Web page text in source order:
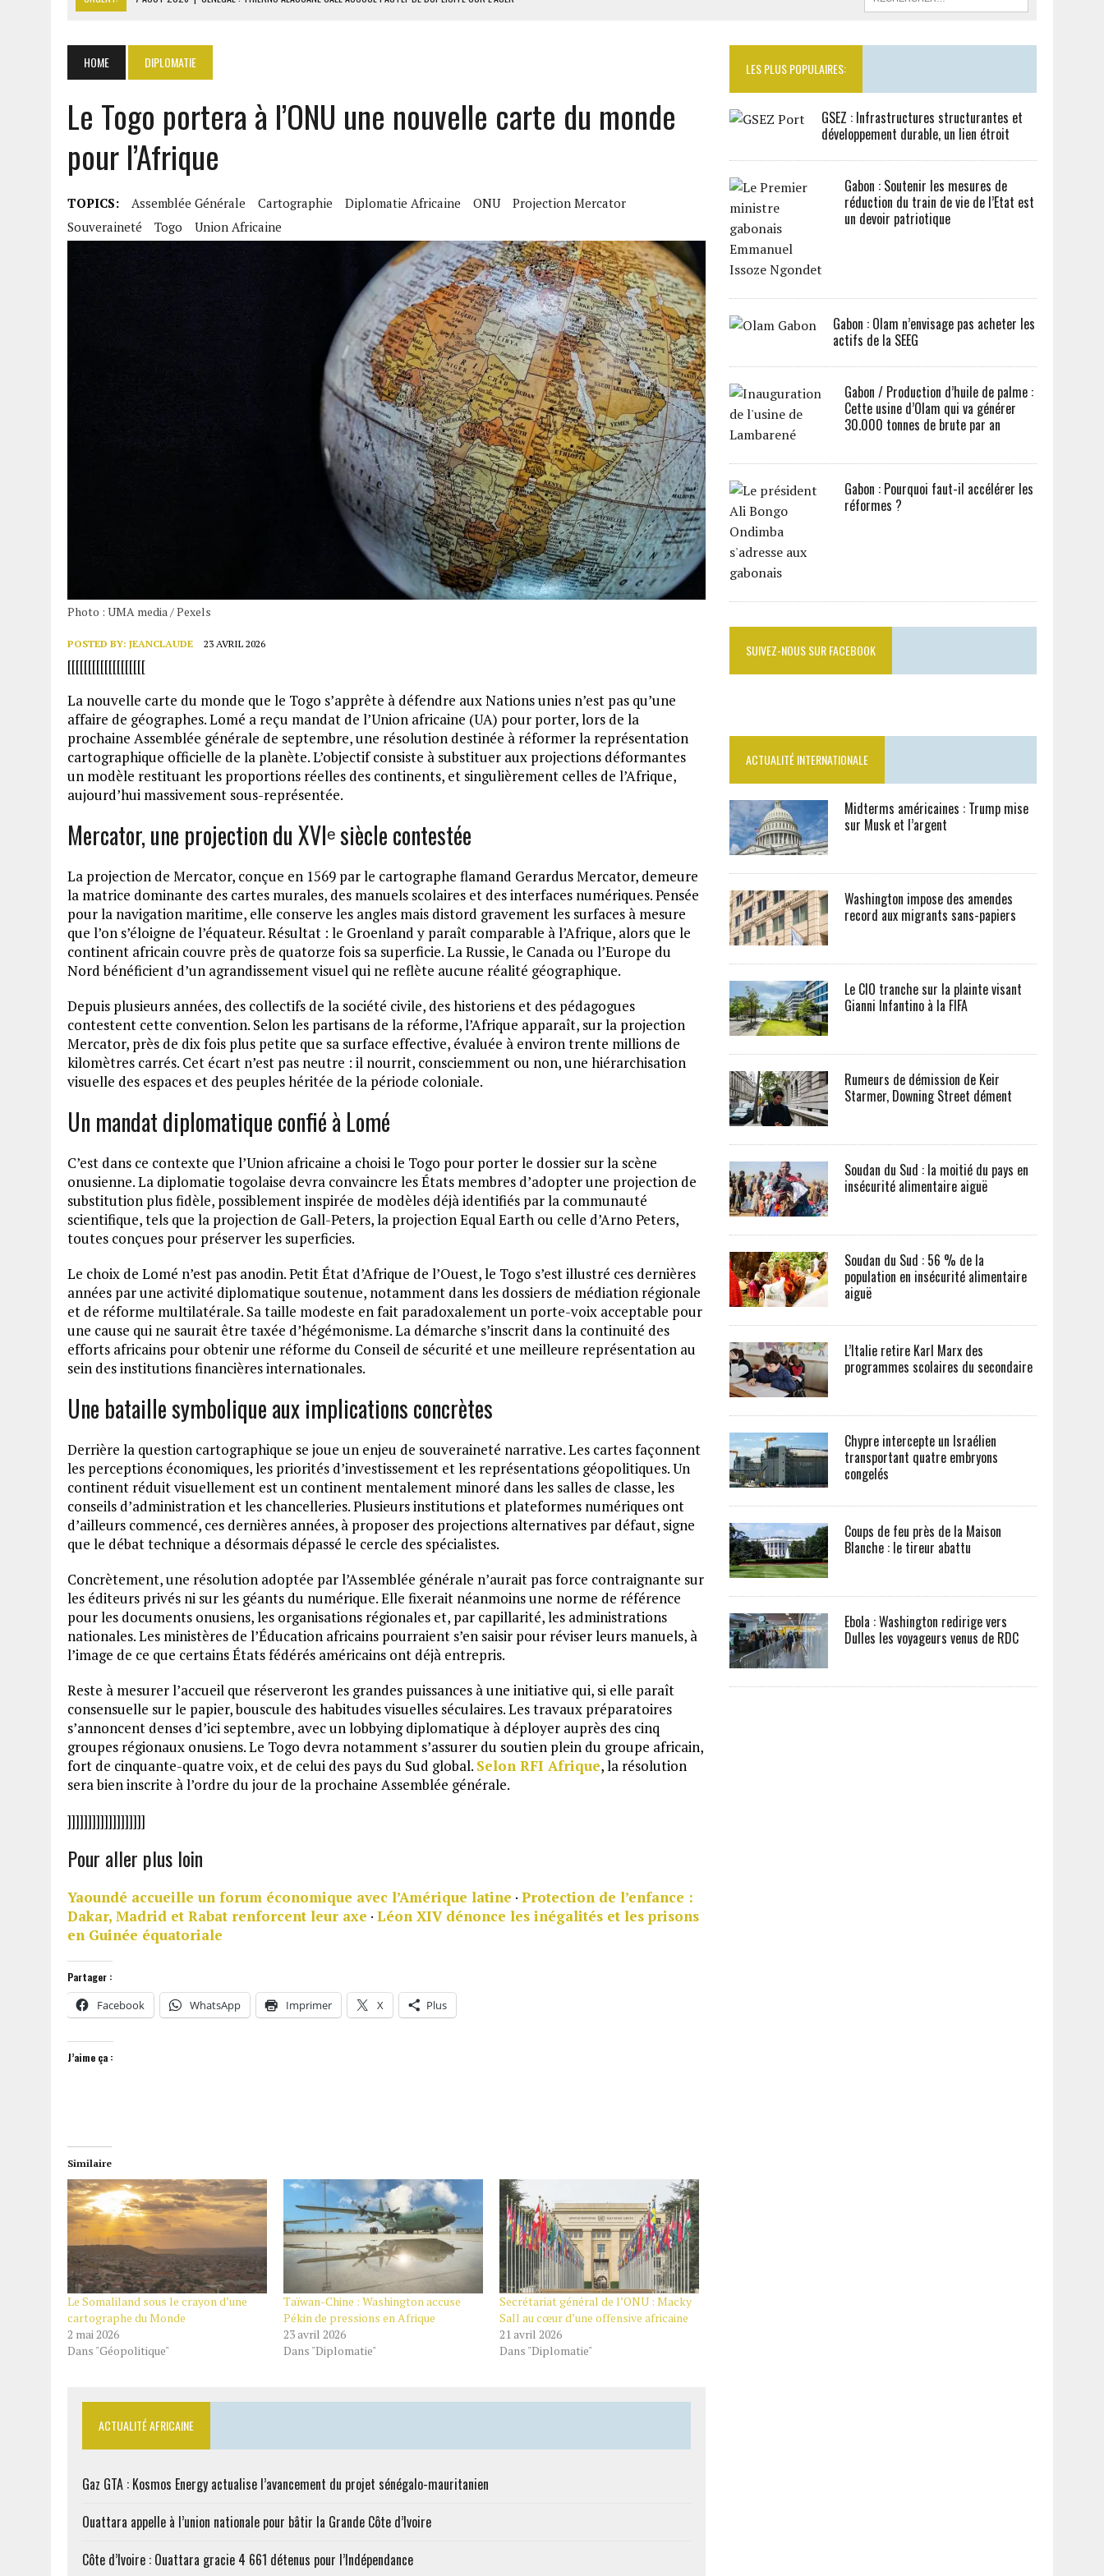
7 AOÛT 2026 | CÔTE D’IVOIRE : OUATTARA GRACIE 4 661 DÉTENUS POUR L’INDÉPENDANCE
7 AOÛT 2026
SÉNÉGAL : THIERNO ALASSANE SALL ACCUSE PASTEF DE DUPLICITÉ SUR L’ASER
HOME DIPLOMATIE
Le Togo portera à l’ONU une nouvelle carte du monde
pour l’Afrique
TOPICS: Assemblée Générale Cartographie Diplomatie Africaine ONU
Projection Mercator
Souveraineté
Togo Union Africaine
Photo : UMA media / Pexels
POSTED BY: JEANCLAUDE 23 AVRIL 2026
[[[[[[[[[[[[[[[[[[[
La nouvelle carte du monde que le Togo s’apprête à défendre aux Nations unies n’est pas qu’une
affaire de géographes. Lomé a reçu mandat de l’Union africaine (UA) pour porter, lors de la
prochaine Assemblée générale de septembre, une résolution destinée à réformer la représentation
cartographique officielle de la planète. L’objectif consiste à substituer aux projections déformantes
un modèle restituant les proportions réelles des continents, et singulièrement celles de l’Afrique,
aujourd’hui massivement sous-représentée.
Mercator, une projection du XVIᵉ siècle contestée
La projection de Mercator, conçue en 1569 par le cartographe flamand Gerardus Mercator, demeure
la matrice dominante des cartes murales, des manuels scolaires et des interfaces numériques. Pensée
pour la navigation maritime, elle conserve les angles mais distord gravement les surfaces à mesure
que l’on s’éloigne de l’équateur. Résultat : le Groenland y paraît comparable à l’Afrique, alors que le
continent africain couvre près de quatorze fois sa superficie. La Russie, le Canada ou l’Europe du
Nord bénéficient d’un agrandissement visuel qui ne reflète aucune réalité géographique.
Depuis plusieurs années, des collectifs de la société civile, des historiens et des pédagogues
contestent cette convention. Selon les partisans de la réforme, l’Afrique apparaît, sur la projection
Mercator, près de dix fois plus petite que sa surface effective, évaluée à environ trente millions de
kilomètres carrés. Cet écart n’est pas neutre : il nourrit, consciemment ou non, une hiérarchisation
visuelle des espaces et des peuples héritée de la période coloniale.
Un mandat diplomatique confié à Lomé
C’est dans ce contexte que l’Union africaine a choisi le Togo pour porter le dossier sur la scène
onusienne. La diplomatie togolaise devra convaincre les États membres d’adopter une projection de
substitution plus fidèle, possiblement inspirée de modèles déjà identifiés par la communauté
scientifique, tels que la projection de Gall-Peters, la projection Equal Earth ou celle d’Arno Peters,
toutes conçues pour préserver les superficies.
Le choix de Lomé n’est pas anodin. Petit État d’Afrique de l’Ouest, le Togo s’est illustré ces dernières
années par une activité diplomatique soutenue, notamment dans les dossiers de médiation régionale
et de réforme multilatérale. Sa taille modeste en fait paradoxalement un porte-voix acceptable pour
une cause qui ne saurait être taxée d’hégémonisme. La démarche s’inscrit dans la continuité des
efforts africains pour obtenir une réforme du Conseil de sécurité et une meilleure représentation au
sein des institutions financières internationales.
Une bataille symbolique aux implications concrètes
Derrière la question cartographique se joue un enjeu de souveraineté narrative. Les cartes façonnent
les perceptions économiques, les priorités d’investissement et les représentations géopolitiques. Un
continent réduit visuellement est un continent mentalement minoré dans les salles de classe, les
conseils d’administration et les chancelleries. Plusieurs institutions et plateformes numériques ont
d’ailleurs commencé, ces dernières années, à proposer des projections alternatives par défaut, signe
que le débat technique a désormais dépassé le cercle des spécialistes.
Concrètement, une résolution adoptée par l’Assemblée générale n’aurait pas force contraignante sur
les éditeurs privés ni sur les géants du numérique. Elle fixerait néanmoins une norme de référence
pour les documents onusiens, les organisations régionales et, par capillarité, les administrations
nationales. Les ministères de l’Éducation africains pourraient s’en saisir pour réviser leurs manuels, à
l’image de ce que certains États fédérés américains ont déjà entrepris.
Reste à mesurer l’accueil que réserveront les grandes puissances à une initiative qui, si elle paraît
consensuelle sur le papier, bouscule des habitudes visuelles séculaires. Les travaux préparatoires
s’annoncent denses d’ici septembre, avec un lobbying diplomatique à déployer auprès des cinq
groupes régionaux onusiens. Le Togo devra notamment s’assurer du soutien plein du groupe africain,
fort de cinquante-quatre voix, et de celui des pays du Sud global. Selon RFI Afrique, la résolution
sera bien inscrite à l’ordre du jour de la prochaine Assemblée générale.
]]]]]]]]]]]]]]]]]]]
Pour aller plus loin
Yaoundé accueille un forum économique avec l’Amérique latine · Protection de l’enfance :
Dakar, Madrid et Rabat renforcent leur axe · Léon XIV dénonce les inégalités et les prisons
en Guinée équatoriale
Partager :
Facebook WhatsApp Imprimer X Plus
J’aime ça :
Similaire
Le Somaliland sous le crayon d’une
cartographe du Monde
2 mai 2026
Dans "Géopolitique"
Taïwan-Chine : Washington accuse
Pékin de pressions en Afrique
23 avril 2026
Dans "Diplomatie"
Secrétariat général de l’ONU : Macky
Sall au cœur d’une offensive africaine
21 avril 2026
Dans "Diplomatie"
ACTUALITÉ AFRICAINE
Gaz GTA : Kosmos Energy actualise l’avancement du projet sénégalo-mauritanien
Ouattara appelle à l’union nationale pour bâtir la Grande Côte d’Ivoire
Côte d’Ivoire : Ouattara gracie 4 661 détenus pour l’Indépendance
LES PLUS POPULAIRES:
GSEZ : Infrastructures structurantes et
développement durable, un lien étroit
Gabon : Soutenir les mesures de
réduction du train de vie de l’Etat est
un devoir patriotique
Gabon : Olam n’envisage pas acheter les
actifs de la SEEG
Gabon / Production d’huile de palme :
Cette usine d’Olam qui va générer
30.000 tonnes de brute par an
Gabon : Pourquoi faut-il accélérer les
réformes ?
SUIVEZ-NOUS SUR FACEBOOK
ACTUALITÉ INTERNATIONALE
Midterms américaines : Trump mise
sur Musk et l’argent
Washington impose des amendes
record aux migrants sans-papiers
Le CIO tranche sur la plainte visant
Gianni Infantino à la FIFA
Rumeurs de démission de Keir
Starmer, Downing Street dément
Soudan du Sud : la moitié du pays en
insécurité alimentaire aiguë
Soudan du Sud : 56 % de la
population en insécurité alimentaire
aiguë
L’Italie retire Karl Marx des
programmes scolaires du secondaire
Chypre intercepte un Israélien
transportant quatre embryons
congelés
Coups de feu près de la Maison
Blanche : le tireur abattu
Ebola : Washington redirige vers
Dulles les voyageurs venus de RDC